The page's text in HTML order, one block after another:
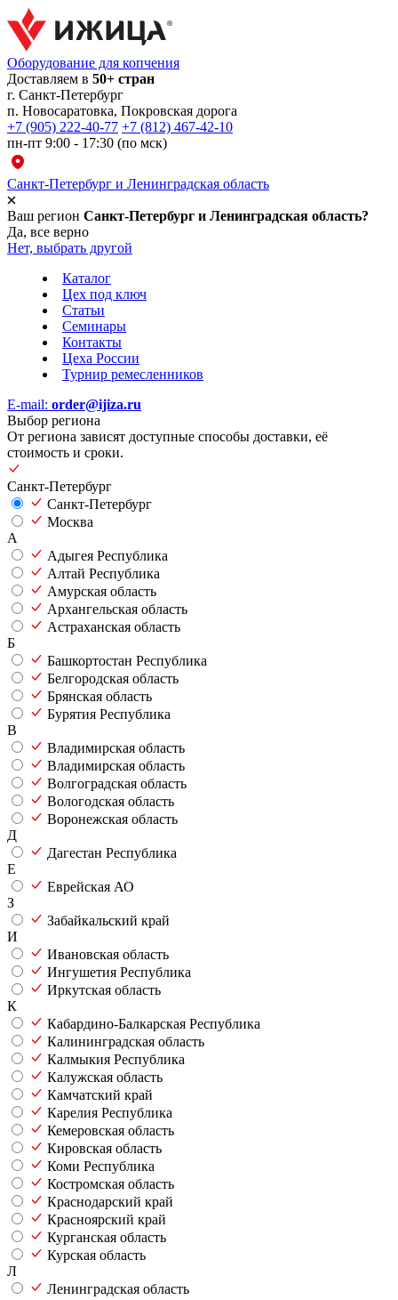
Санкт-Петербург и Ленинградская область
Ваш регион Санкт-Петербург и Ленинградская область?
Да, все верно
Нет, выбрать другой
Оборудование для копчения
Доставляем в 50+ стран
г. Санкт-Петербург
п. Новосаратовка, Покровская дорога
+7 (905) 222-40-77 +7 (812) 467-42-10
пн-пт 9:00 - 17:30 (по мск)
Каталог
Цех под ключ
Статьи
Семинары
Контакты
Цеха России
Турнир ремесленников
E-mail: order@ijiza.ru
Выбор региона
От региона зависят доступные способы доставки, её
стоимость и сроки.
Санкт-Петербург
Санкт-Петербург
Москва
А
Адыгея Республика
Алтай Республика
Амурская область
Архангельская область
Астраханская область
Б
Башкортостан Республика
Белгородская область
Брянская область
Бурятия Республика
В
Владимирская область
Владимирская область
Волгоградская область
Вологодская область
Воронежская область
Д
Дагестан Республика
Е
Еврейская АО
З
Забайкальский край
И
Ивановская область
Ингушетия Республика
Иркутская область
К
Кабардино-Балкарская Республика
Калининградская область
Калмыкия Республика
Калужская область
Камчатский край
Карелия Республика
Кемеровская область
Кировская область
Коми Республика
Костромская область
Краснодарский край
Красноярский край
Курганская область
Курская область
Л
Ленинградская область